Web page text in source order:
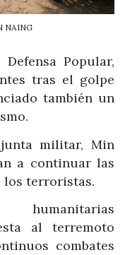
NAING
Popular,
tras el golpe
también un
militar, Min
a continuar las
los terroristas.
humanitarias
al terremoto
combates